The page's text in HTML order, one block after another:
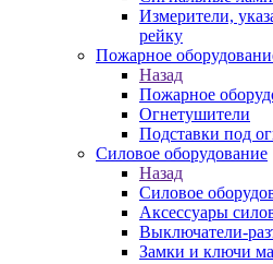
Измерители,
рейку
Пожарное
Назад
Пожарное
Огнетушители
Подставки под
Силовое оборудование
Назад
Силовое
Аксессуары
Выключатели-
Замки и ключи